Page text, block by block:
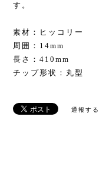
す。
素材：ヒッコリー
周囲：14mm
長さ：410mm
チップ形状：丸型
通報する